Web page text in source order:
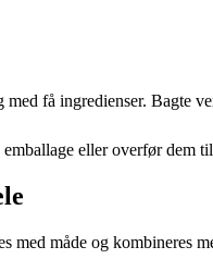
få ingredienser. Bagte
eller overfør dem
med måde og kombineres